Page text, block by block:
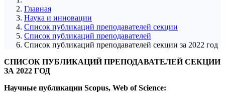
Главная
Наука и инновации
Список публикаций преподавателей секции
Список публикаций преподавателей
Список публикаций преподавателей секции за 2022 год
СПИСОК ПУБЛИКАЦИЙ ПРЕПОДАВАТЕЛЕЙ СЕКЦИИ
ЗА 2022 ГОД
Научные публикации Scopus, Web of Science: